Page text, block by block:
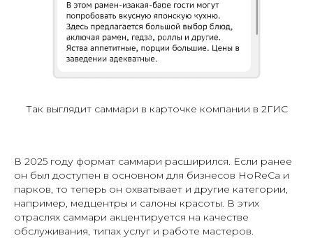
Так выглядит саммари в карточке компании в 2ГИС
В 2025 году формат саммари расширился. Если ранее
он был доступен в основном для бизнесов HoReCa и
парков, то теперь он охватывает и другие категории,
например, медцентры и салоны красоты. В этих
отраслях саммари акцентируется на качестве
обслуживания, типах услуг и работе мастеров.